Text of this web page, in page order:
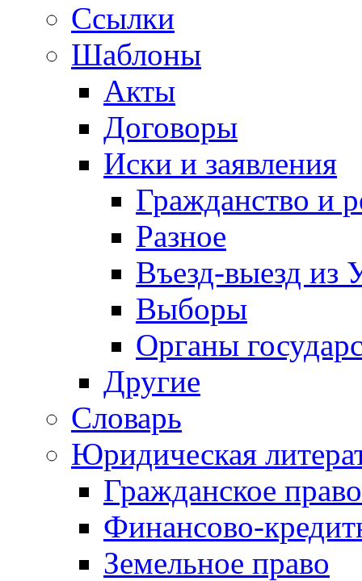
Ссылки
Шаблоны
Акты
Договоры
Иски и заявления
Гражданство и
Разное
Въезд-выезд из
Выборы
Органы
Другие
Словарь
Юридическая
Гражданское право
Финансово-
Земельное право